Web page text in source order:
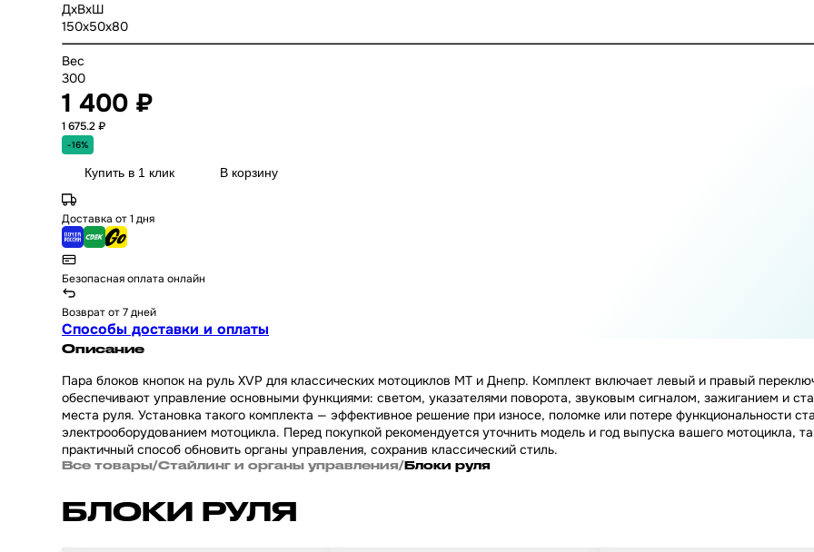
ДхВхШ
150x50x80
Вес
300
1 400 ₽
1 675.2 ₽
-16%
Купить в 1 клик В корзину
Доставка от 1 дня
Безопасная оплата онлайн
Возврат от 7 дней
Способы доставки и оплаты
Описание
Пара блоков кнопок на руль XVP для классических мотоциклов МТ и Днепр. Комплект включает левый и правый
обеспечивают управление основными функциями: светом, указателями поворота, звуковым сигналом, зажиганием и
места руля. Установка такого комплекта — эффективное решение при износе, поломке или потере функциональности
электрооборудованием мотоцикла. Перед покупкой рекомендуется уточнить модель и год выпуска вашего мотоцикла,
практичный способ обновить органы управления, сохранив классический стиль.
Все товары/Стайлинг и органы управления/Блоки руля
БЛОКИ РУЛЯ